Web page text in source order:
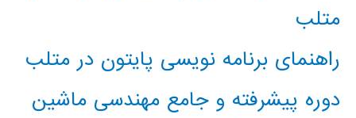
متلب
راهنمای برنامه نویسی پایتون در متلب
دوره پیشرفته و جامع مهندسی ماشین